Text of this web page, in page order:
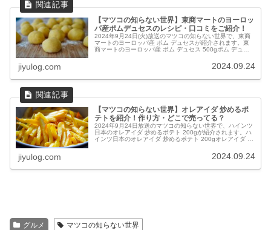
【マツコの知らない世界】東商マートのヨーロッ
パ産ポムデュセスのレシピ・口コミをご紹介！
2024年9月24日(火)放送のマツコの知らない世界で、東商
マートのヨーロッパ産 ポム デュセスが紹介されます。東
商マートのヨーロッパ産 ポム デュセス 500gポム デュセ
jiyulog.com 2024.09.24
【マツコの知らない世界】オレアイダ 炒めるポ
テトを紹介！作り方・どこで売ってる？
2024年9月24日放送のマツコの知らない世界で、ハインツ
日本のオレアイダ 炒めるポテト 200gが紹介されます。ハ
インツ日本のオレアイダ 炒めるポテト 200gオレアイダ 炒
jiyulog.com 2024.09.24
グルメ マツコの知らない世界